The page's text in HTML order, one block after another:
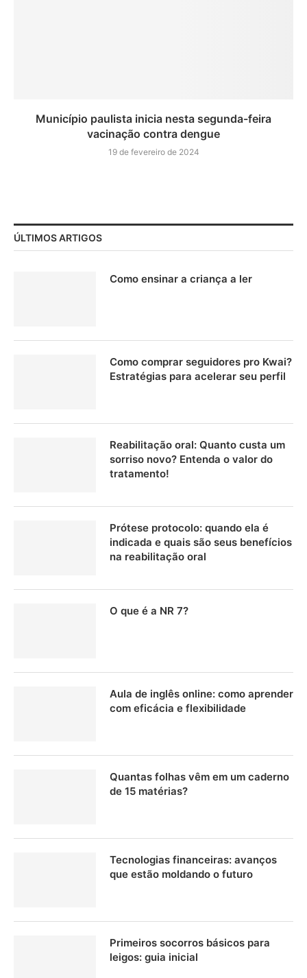
Município paulista inicia nesta segunda-feira
vacinação contra dengue
19 de fevereiro de 2024
ÚLTIMOS ARTIGOS
Como ensinar a criança a ler
Como comprar seguidores pro Kwai?
Estratégias para acelerar seu perfil
Reabilitação oral: Quanto custa um
sorriso novo? Entenda o valor do
tratamento!
Prótese protocolo: quando ela é
indicada e quais são seus benefícios
na reabilitação oral
O que é a NR 7?
Aula de inglês online: como aprender
com eficácia e flexibilidade
Quantas folhas vêm em um caderno
de 15 matérias?
Tecnologias financeiras: avanços
que estão moldando o futuro
Primeiros socorros básicos para
leigos: guia inicial